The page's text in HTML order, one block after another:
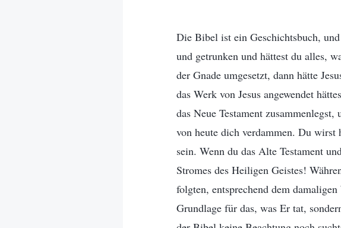
Die Bibel ist ein Geschichtsbuch,
und getrunken und hättest du alles,
der Gnade umgesetzt, dann hätte
das Werk von Jesus angewendet
das Neue Testament
von heute dich verdammen. Du
sein. Wenn du das Alte Testament
Stromes des Heiligen Geistes!
folgten, entsprechend dem
Grundlage für das, was Er tat,